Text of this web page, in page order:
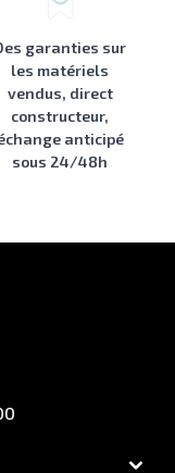
garanties sur
les matériels
vendus, direct
constructeur,
anticipé
sous 24/48h